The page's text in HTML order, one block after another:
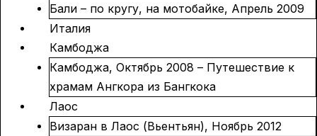
Бали – по кругу, на мотобайке, Апрель 2009
Италия
Камбоджа
Камбоджа, Октябрь 2008 – Путешествие к
храмам Ангкора из Бангкока
Лаос
Визаран в Лаос (Вьентьян), Ноябрь 2012